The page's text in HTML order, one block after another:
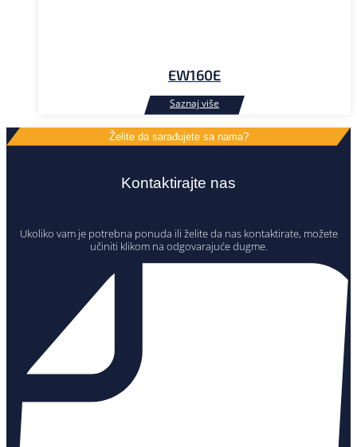
EW160E
Želite da sarađujete sa nama?
Kontaktirajte nas
Ukoliko vam je potrebna ponuda ili želite da nas kontaktirate, možete
učiniti klikom na odgovarajuće dugme.